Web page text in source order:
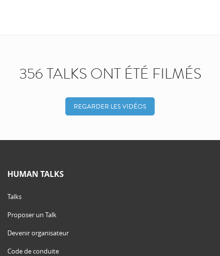
356 TALKS ONT ÉTÉ FILMÉS
REGARDER LES VIDÉOS
HUMAN TALKS
Talks
Proposer un Talk
Devenir organisateur
Code de conduite